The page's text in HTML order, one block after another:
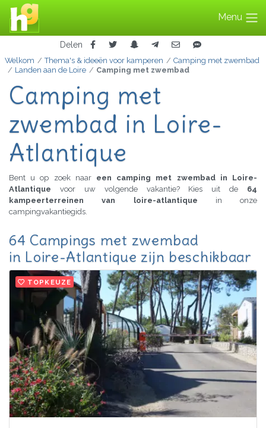
Menu
Delen
Welkom Thema's & ideeën voor kamperen
Camping met zwembad
Landen aan de Loire
Camping met zwembad
Camping met
zwembad in Loire-
Atlantique
Bent u op zoek naar een camping met zwembad in Loire-
Atlantique voor uw volgende vakantie? Kies uit de 64
kampeerterreinen van loire-atlantique in onze
campingvakantiegids.
64 Campings met zwembad
in Loire-Atlantique zijn beschikbaar
TOPKEUZE